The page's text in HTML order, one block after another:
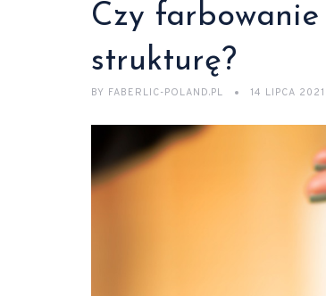
Czy farbowanie
strukturę?
BY FABERLIC-POLAND.PL 14 LIPCA 2021